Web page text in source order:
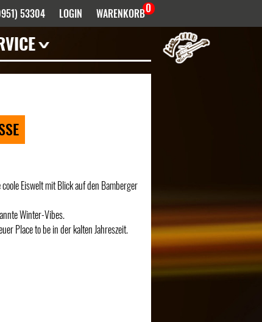
53304 LOGIN WARENKORB0
Eiswelt mit Blick auf den Bamberger
Winter-Vibes.
Place to be in der kalten Jahreszeit.